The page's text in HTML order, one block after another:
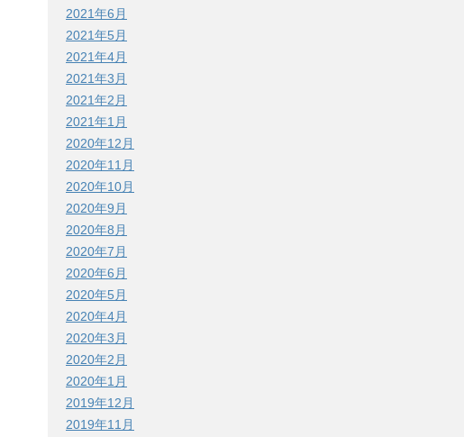
2021年6月
2021年5月
2021年4月
2021年3月
2021年2月
2021年1月
2020年12月
2020年11月
2020年10月
2020年9月
2020年8月
2020年7月
2020年6月
2020年5月
2020年4月
2020年3月
2020年2月
2020年1月
2019年12月
2019年11月